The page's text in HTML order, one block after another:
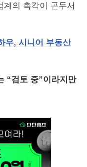
의 촉각이 곤두서
우, 시니어 부동산
“검토 중”이라지만